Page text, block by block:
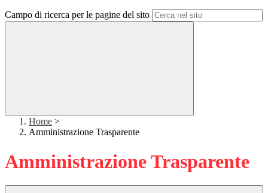
Campo di ricerca per le pagine del sito
Home >
Amministrazione Trasparente
Amministrazione Trasparente